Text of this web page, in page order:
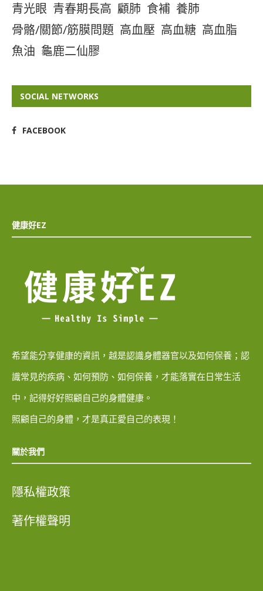
青光眼 青春期長高 顧肺 食補 養肺
骨骼/關節/筋膜問題 高血壓 高血糖 高血脂
魚油 龜鹿二仙膠
SOCIAL NETWORKS
FACEBOOK
健康好EZ
希望能分享健康的資訊，越是認識身體器官以及如何保養；認
識常見的疾病、如何預防、如何保養，才能落實在日常生活
中，記得好好照顧自己的身體健康。
照顧自己的身體，才是真正愛自己的表現！
關於我們
隱私權政策
著作權聲明